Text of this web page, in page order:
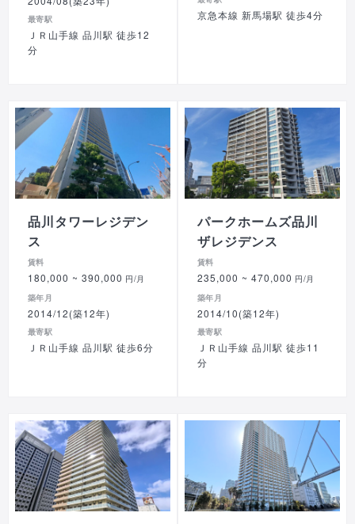
最寄駅
ＪＲ山手線 品川駅 徒歩12
分
京急本線 新馬場駅 徒歩4分
品川タワーレジデン
ス
賃料
180,000 ~ 390,000 円/月
築年月
2014/12(築12年)
最寄駅
ＪＲ山手線 品川駅 徒歩6分
パークホームズ品川
ザレジデンス
賃料
235,000 ~ 470,000 円/月
築年月
2014/10(築12年)
最寄駅
ＪＲ山手線 品川駅 徒歩11
分